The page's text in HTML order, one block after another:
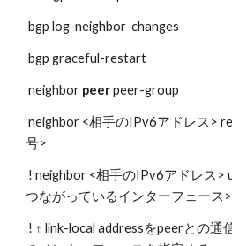
bgp log-neighbor-changes
bgp graceful-restart
neighbor peer peer-group
neighbor <相手のIPv6アドレス> remote-as <相手のAS番
号>
つながっているインターフェース>